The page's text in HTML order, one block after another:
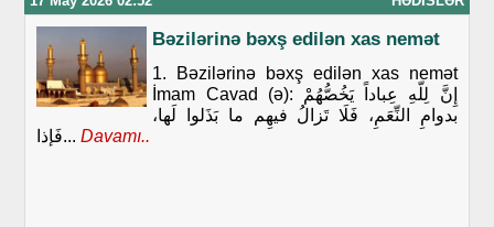
Bəzilərinə bəxş edilən xas nemət
1. Bəzilərinə bəxş edilən xas nemət
İmam Cavad (ə): إِنَّ لِلّهِ عِباداً يَخُصُّهُمْ
بدوامِ النِّعَمِ، فَلَا تَزالُ فيهِم ما بَذَلوا لَها،
فَإذا... Davamı..